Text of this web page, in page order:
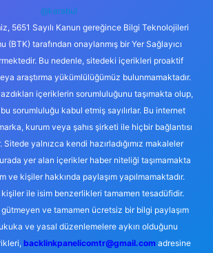
@karabul
5651 Sayılı Kanun gereğince Bilgi Teknolojileri
(BTK) tarafından onaylanmış bir Yer Sağlayıcı
Bu nedenle, sitedeki içerikleri proaktif
araştırma yükümlülüğümüz bulunmamaktadır.
içeriklerin sorumluluğunu taşımakta olup,
sorumluluğu kabul etmiş sayılırlar. Bu internet
kurum veya şahıs şirketi ile hiçbir bağlantısı
Sitede yalnızca kendi hazırladığımız makaleler
yer alan içerikler haber niteliği taşımamakta
ve kişiler hakkında paylaşım yapılmamaktadır.
ile isim benzerlikleri tamamen tesadüfidir.
ve tamamen ücretsiz bir bilgi paylaşım
ve yasal düzenlemelere aykırı olduğunu
backlinkpanelicomtr@gmail.comadresine